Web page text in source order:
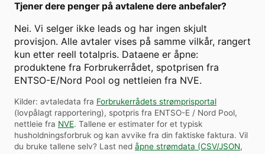
Tjener dere penger på avtalene dere anbefaler?
Nei. Vi selger ikke leads og har ingen skjult
provisjon. Alle avtaler vises på samme vilkår, rangert
kun etter reell totalpris. Dataene er åpne:
produktene fra Forbrukerrådet, spotprisen fra
ENTSO-E/Nord Pool og nettleien fra NVE.
Kilder: avtaledata fra Forbrukerrådets strømprisportal
(lovpålagt rapportering), spotpris fra ENTSO-E / Nord Pool,
nettleie fra NVE. Tallene er estimater for et typisk
husholdningsforbruk og kan avvike fra din faktiske faktura. Vil
du bruke tallene selv? Last ned åpne strømdata (CSV/JSON,